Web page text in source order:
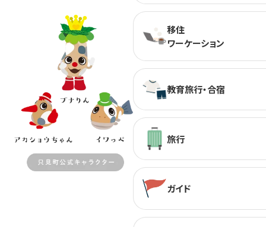
移住
ワーケーション
教育旅行・合宿
旅行
ガイド